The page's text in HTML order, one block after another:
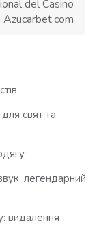
del Casino
Azucarbet.com
свят та
легендарний
видалення